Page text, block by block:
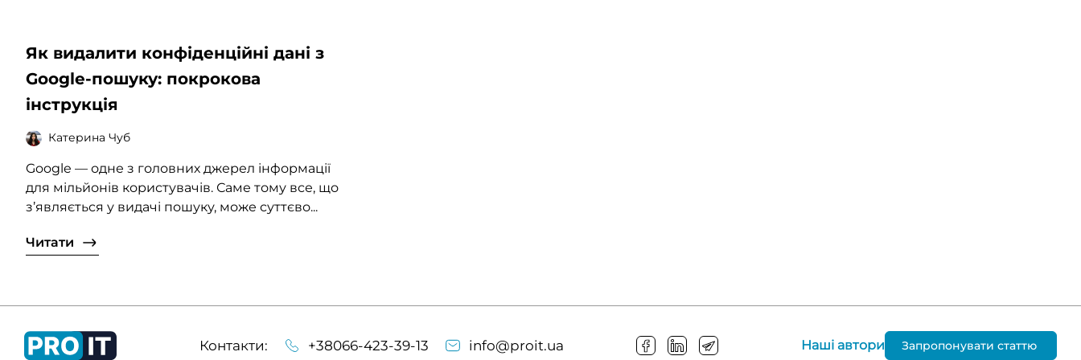
Як видалити конфіденційні дані з
Google-пошуку: покрокова
інструкція
Катерина Чуб
Google — одне з головних джерел інформації
для мільйонів користувачів. Саме тому все, що
з’являється у видачі пошуку, може суттєво...
Читати
Контакти: +38066-423-39-13 info@proit.ua Наші автори Запропонувати статтю